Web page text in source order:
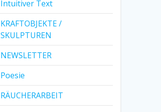
Intuitiver Text
KRAFTOBJEKTE /
SKULPTUREN
NEWSLETTER
Poesie
RÄUCHERARBEIT